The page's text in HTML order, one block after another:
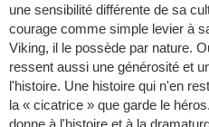
une sensibilité différente de sa
courage comme simple levier à
Viking, il le possède par nature.
ressent aussi une générosité et
l'histoire. Une histoire qui n'en
la « cicatrice » que garde le